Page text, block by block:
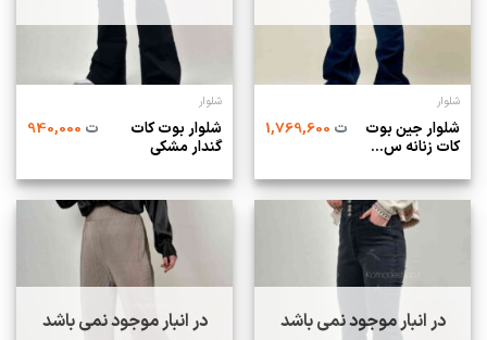
شلوار
شلوار جین بوت
کات زنانه س...
ت1,769,600
شلوار
شلوار بوت کات
گندار مشکی
ت940,000
در انبار موجود نمی باشد در انبار موجود نمی باشد